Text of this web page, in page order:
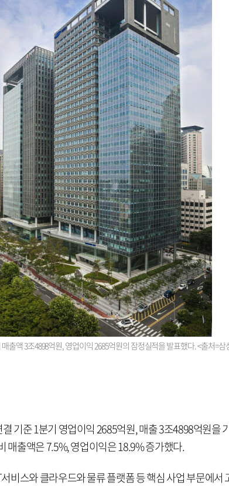
매출액 3조4898억원, 영업이익 2685억원의 잠정실적을 발표했다. <출처=삼
결 기준 1분기 영업이익 2685억원, 매출 3조4898억원을
매출액은 7.5%, 영업이익은 18.9% 증가했다.
비스와 클라우드와 물류 플랫폼 등 핵심 사업 부문에서